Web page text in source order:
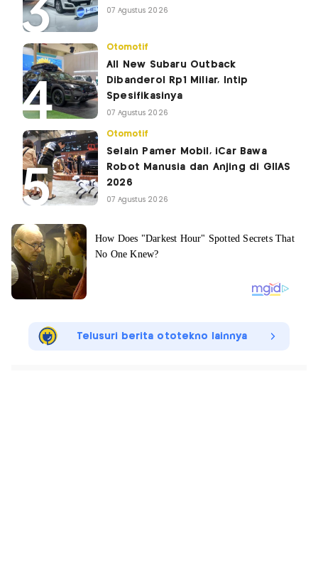
07 Agustus 2026
Otomotif
All New Subaru Outback
Dibanderol Rp1 Miliar, Intip
Spesifikasinya
07 Agustus 2026
Otomotif
Selain Pamer Mobil, iCar Bawa
Robot Manusia dan Anjing di GIIAS
2026
07 Agustus 2026
Telusuri berita ototekno lainnya